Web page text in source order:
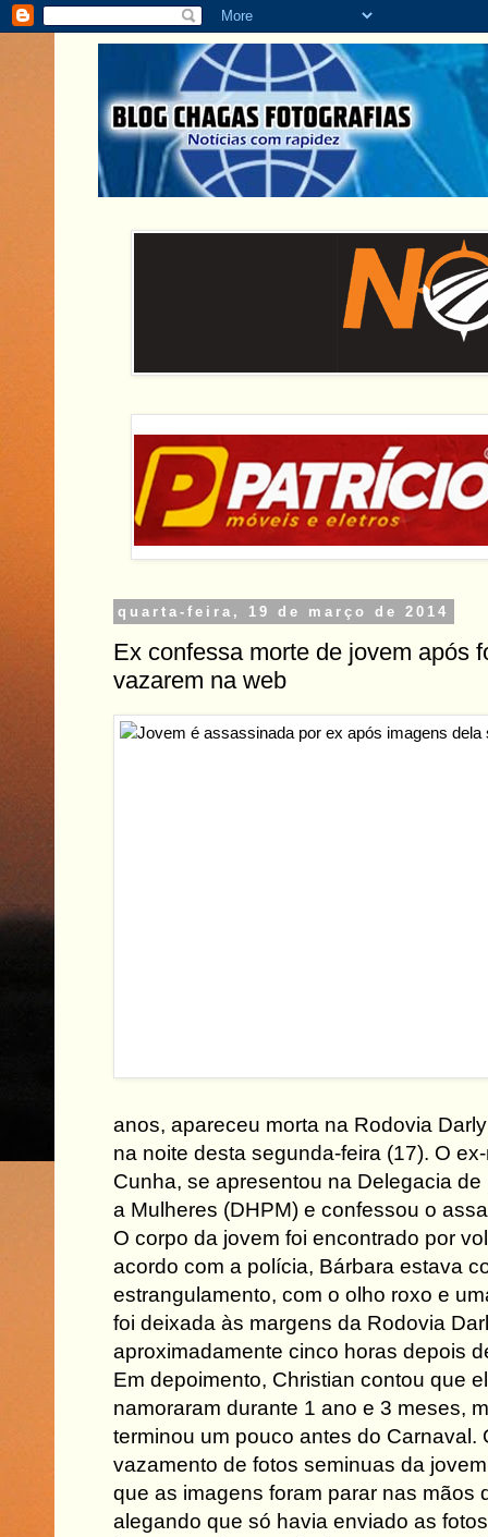
quarta-feira, 19 de março de 2014
Ex confessa morte de jovem após
vazarem na web
anos, apareceu morta na Rodovia
na noite desta segunda-feira (17). O
Cunha, se apresentou na Delegacia
a Mulheres (DHPM) e confessou o
O corpo da jovem foi encontrado por
acordo com a polícia, Bárbara estava
estrangulamento, com o olho roxo e
foi deixada às margens da Rodovia
aproximadamente cinco horas depois
Em depoimento, Christian contou que
namoraram durante 1 ano e 3 meses,
terminou um pouco antes do Carnaval.
vazamento de fotos seminuas da
que as imagens foram parar nas mãos
alegando que só havia enviado as